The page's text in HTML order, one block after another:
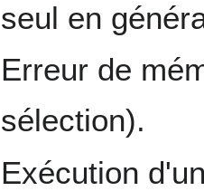
seul en
Erreur de
sélection).
Exécution